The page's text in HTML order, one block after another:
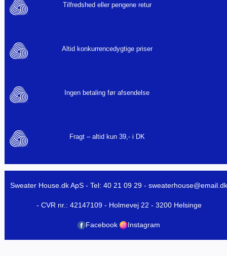
Tilfredshed eller pengene retur
Altid konkurrencedygtige priser
Ingen betaling før afsendelse
Fragt – altid kun 39,- i DK
Sweater House.dk ApS - Tel: 40 21 09 29 -
- CVR nr.: 42147109 - Holmevej 22 - 3200 Helsinge
Facebook Instagram